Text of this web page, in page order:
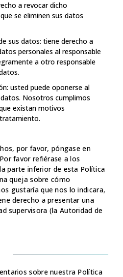
a revocar dicho
se eliminen sus datos
sus datos: tiene derecho a
personales al responsable
a otro responsable
usted puede oponerse al
Nosotros cumplimos
existan motivos
por favor, póngase en
favor refiérase a los
parte inferior de esta Política
queja sobre cómo
gustaría que nos lo indicara,
derecho a presentar una
supervisora (la Autoridad de
sobre nuestra Política